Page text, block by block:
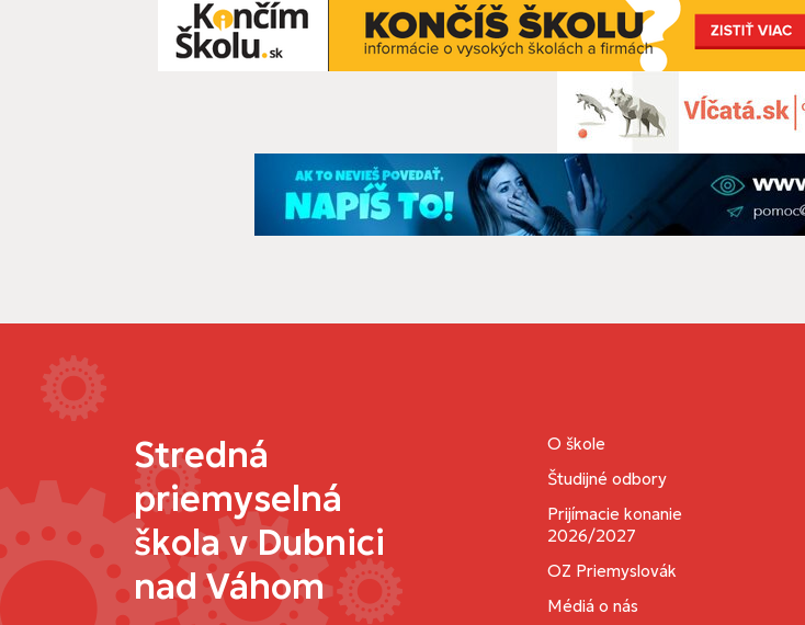
Stredná
priemyselná
škola v Dubnici
nad Váhom
O škole
Študijné odbory
Prijímacie konanie
2026/2027
OZ Priemyslovák
Médiá o nás